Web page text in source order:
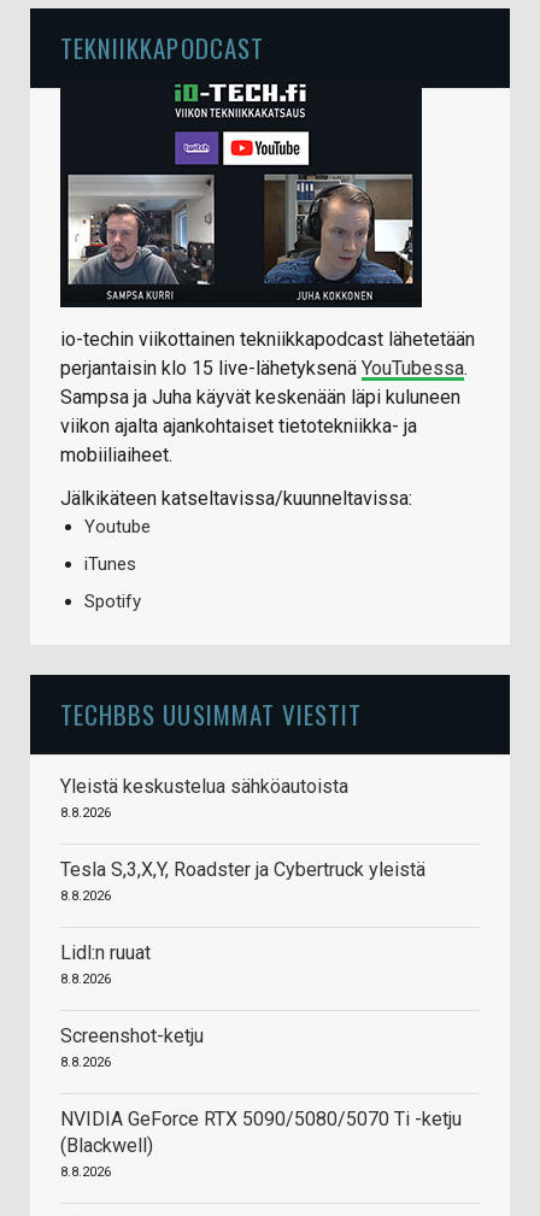
TEKNIIKKAPODCAST
io-techin viikottainen tekniikkapodcast lähetetään
perjantaisin klo 15 live-lähetyksenä YouTubessa.
Sampsa ja Juha käyvät keskenään läpi kuluneen
viikon ajalta ajankohtaiset tietotekniikka- ja
mobiiliaiheet.
Jälkikäteen katseltavissa/kuunneltavissa:
Youtube
iTunes
Spotify
TECHBBS UUSIMMAT VIESTIT
Yleistä keskustelua sähköautoista
8.8.2026
Tesla S,3,X,Y, Roadster ja Cybertruck yleistä
8.8.2026
Lidl:n ruuat
8.8.2026
Screenshot-ketju
8.8.2026
NVIDIA GeForce RTX 5090/5080/5070 Ti -ketju
(Blackwell)
8.8.2026